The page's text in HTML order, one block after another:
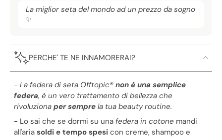
La miglior seta del mondo ad un prezzo da sogno
✨
PERCHE' TE NE INNAMORERAI?
- La federa di seta Offtopic®️ non è una semplice
federa, è un vero trattamento di bellezza che
rivoluziona per sempre la tua beauty routine.
- Lo sai che se dormi su una federa in cotone mandi
all'aria soldi e tempo spesi con creme, shampoo e